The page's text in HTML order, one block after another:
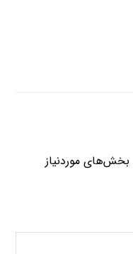
بخش‌های موردنیاز